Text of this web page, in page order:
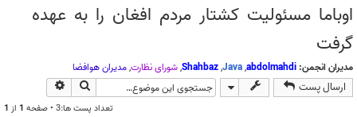
اوباما مسئولیت کشتار مردم افغان را به عهده
گرفت
مدیران انجمن: abdolmahdi
,
Java
,
Shahbaz
,شوراي نظارت,مديران هوافضا
ارسال پست جستجو
تعداد پست ها:3 • صفحه 1 از 1